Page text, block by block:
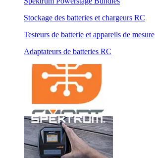
Stockage des batteries et chargeurs RC
Testeurs de batterie et appareils de mesure
Adaptateurs de batteries RC